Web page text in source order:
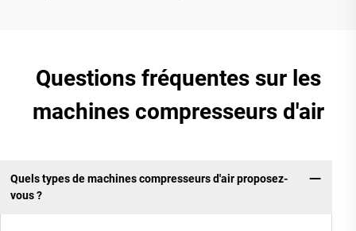
Questions fréquentes sur les
machines compresseurs d'air
Quels types de machines compresseurs d'air proposez-
vous ?